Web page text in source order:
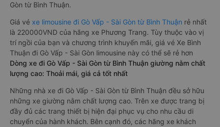
Gòn từ Bình Thuận.
Giá vé xe limousine đi Gò Vấp - Sài Gòn từ Bình Thuận rẻ nhất
là 220000VND của hãng xe Phương Trang. Tùy thuộc vào vị
trí ngồi của bạn và chương trình khuyến mãi, giá vé Xe Bình
Thuận đi Gò Vấp - Sài Gòn limousine này có thể sẽ rẻ hơn
Dòng xe đi Gò Vấp - Sài Gòn từ Bình Thuận giường nằm chất
lượng cao: Thoải mái, giá cả tốt nhất
Những nhà xe đi Gò Vấp - Sài Gòn từ Bình Thuận đều sở hữu
những xe giường nằm chất lượng cao. Trên xe được trang bị
đầy đủ các trang thiết bị hiện đại phục vụ cho nhu cầu di
chuyển của hành khách. Bên cạnh đó, các hãng xe khách